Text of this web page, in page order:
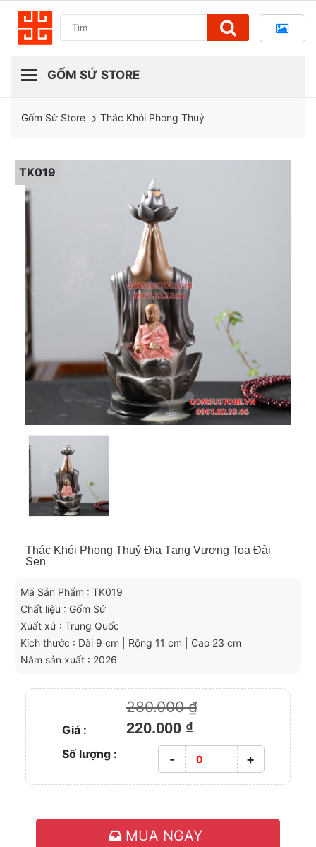
Gốm Sứ Store Thác Khói Phong Thuỷ
TK019
Thác Khói Phong Thuỷ Địa Tạng Vương Toạ Đài
Sen
Mã Sản Phẩm : TK019
Chất liệu : Gốm Sứ
Xuất xứ : Trung Quốc
Kích thước : Dài 9 cm | Rộng 11 cm | Cao 23 cm
Năm sản xuất : 2026
280.000 ₫
Giá : 220.000 ₫
Số lượng : - +
MUA NGAY